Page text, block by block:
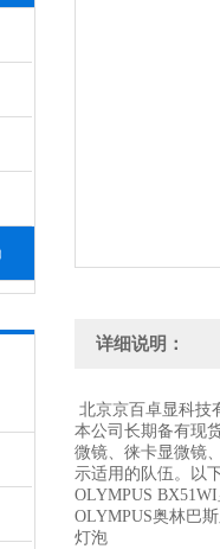
详细说明：
北京京百卓显科技
本公司长期备有现
微镜、徕卡显微镜
示适用的队伍。以
OLYMPUS
OLYMPUS奥林巴
灯泡